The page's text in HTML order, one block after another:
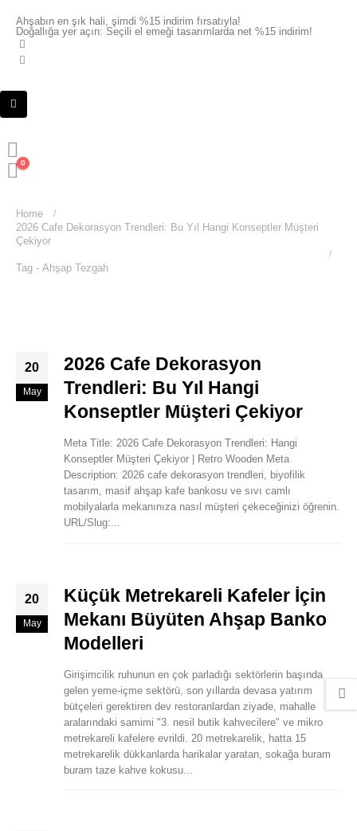
Ahşabın en şık hali, şimdi %15 indirim fırsatıyla!
Doğallığa yer açın: Seçili el emeği tasarımlarda net %15 indirim!
0
Home
2026 Cafe Dekorasyon Trendleri: Bu Yıl Hangi Konseptler Müşteri
Çekiyor
Tag - Ahşap Tezgah
20
May
2026 Cafe Dekorasyon
Trendleri: Bu Yıl Hangi
Konseptler Müşteri Çekiyor
Meta Title: 2026 Cafe Dekorasyon Trendleri: Hangi
Konseptler Müşteri Çekiyor | Retro Wooden Meta
Description: 2026 cafe dekorasyon trendleri, biyofilik
tasarım, masif ahşap kafe bankosu ve sıvı camlı
mobilyalarla mekanınıza nasıl müşteri çekeceğinizi öğrenin.
URL/Slug:...
20
May
Küçük Metrekareli Kafeler İçin
Mekanı Büyüten Ahşap Banko
Modelleri
Girişimcilik ruhunun en çok parladığı sektörlerin başında
gelen yeme-içme sektörü, son yıllarda devasa yatırım
bütçeleri gerektiren dev restoranlardan ziyade, mahalle
aralarındaki samimi "3. nesil butik kahvecilere" ve mikro
metrekareli kafelere evrildi. 20 metrekarelik, hatta 15
metrekarelik dükkanlarda harikalar yaratan, sokağa buram
buram taze kahve kokusu...